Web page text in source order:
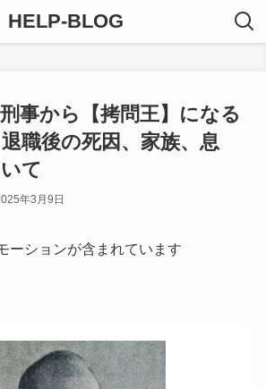
HELP-BLOG
事から【拷問王】になる
職後の死因、家族、息
て
年3月9日
ーションが含まれています